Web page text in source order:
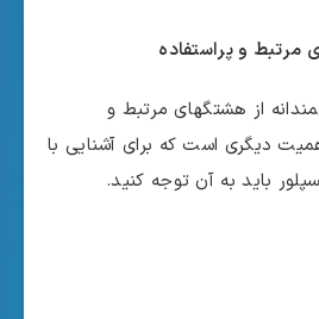
از هشتگهای مرتبط و
دیگری است که برای آشنایی با
باید به آن توجه کنید.